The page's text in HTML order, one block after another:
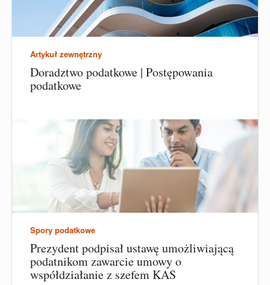
Artykuł zewnętrzny
Doradztwo podatkowe | Postępowania
podatkowe
Spory podatkowe
Prezydent podpisał ustawę umożliwiającą
podatnikom zawarcie umowy o
współdziałanie z szefem KAS